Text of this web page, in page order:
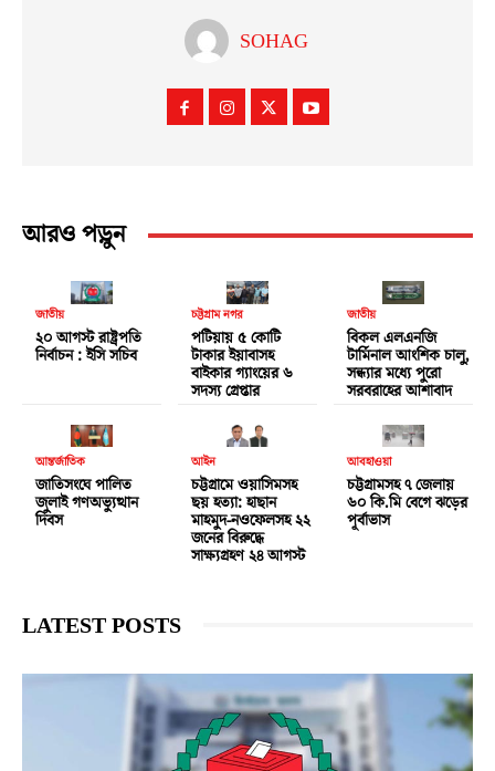
SOHAG
আরও পড়ুন
জাতীয়
২০ আগস্ট রাষ্ট্রপতি
নির্বাচন : ইসি সচিব
চট্টগ্রাম নগর
পটিয়ায় ৫ কোটি
টাকার ইয়াবাসহ
বাইকার গ্যাংয়ের ৬
সদস্য গ্রেপ্তার
জাতীয়
বিকল এলএনজি
টার্মিনাল আংশিক চালু,
সন্ধ্যার মধ্যে পুরো
সরবরাহের আশাবাদ
আন্তর্জাতিক
জাতিসংঘে পালিত
জুলাই গণঅভ্যুত্থান
দিবস
আইন
চট্টগ্রামে ওয়াসিমসহ
ছয় হত্যা: হাছান
মাহমুদ-নওফেলসহ ২২
জনের বিরুদ্ধে
সাক্ষ্যগ্রহণ ২৪ আগস্ট
আবহাওয়া
চট্টগ্রামসহ ৭ জেলায়
৬০ কি.মি বেগে ঝড়ের
পূর্বাভাস
LATEST POSTS